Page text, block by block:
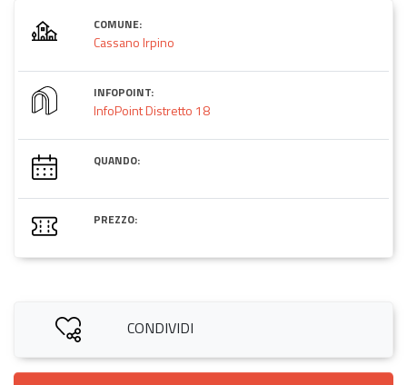
COMUNE:
Cassano Irpino
INFOPOINT:
InfoPoint Distretto 18
QUANDO:
PREZZO:
CONDIVIDI